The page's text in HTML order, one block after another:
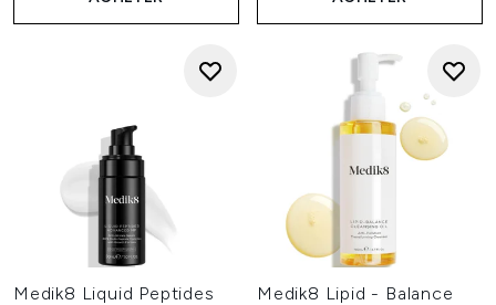
Medik8 Liquid Peptides
Medik8 Lipid - Balance